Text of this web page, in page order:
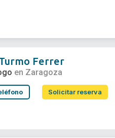
Ferrer
en Zaragoza
Solicitar reserva